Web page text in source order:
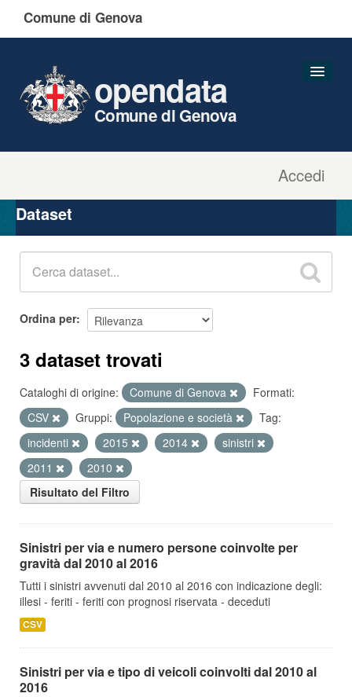
Comune di Genova
Accedi
opendata
Comune di Genova
Organizzazioni
Gruppi
Dataset
Ordina per
3 dataset trovati
Cataloghi di origine: Comune di Genova
Formati:
CSV
Gruppi: Popolazione e società
Tag:
incidenti
2015 2014
sinistri
2011
2010
Risultato del Filtro
Sinistri per via e numero persone coinvolte per
gravità dal 2010 al 2016
Tutti i sinistri avvenuti dal 2010 al 2016 con indicazione degli:
illesi - feriti - feriti con prognosi riservata - deceduti
CSV
Sinistri per via e tipo di veicoli coinvolti dal 2010 al
2016